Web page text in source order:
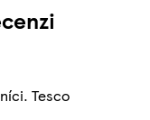
Tesco